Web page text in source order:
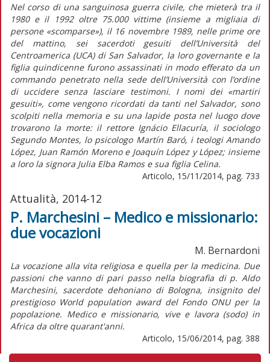
Nel corso di una sanguinosa guerra civile, che mieterà tra il
1980 e il 1992 oltre 75.000 vittime (insieme a migliaia di
persone «scomparse»), il 16 novembre 1989, nelle prime ore
del mattino, sei sacerdoti gesuiti dell’Università del
Centroamerica (UCA) di San Salvador, la loro governante e la
figlia quindicenne furono assassinati in modo efferato da un
commando penetrato nella sede dell’Università con l’ordine
di uccidere senza lasciare testimoni. I nomi dei «martiri
gesuiti», come vengono ricordati da tanti nel Salvador, sono
scolpiti nella memoria e su una lapide posta nel luogo dove
trovarono la morte: il rettore Ignácio Ellacuría, il sociologo
Segundo Montes, lo psicologo Martín Baró, i teologi Amando
López, Juan Ramón Moreno e Joaquín López y López; insieme
a loro la signora Julia Elba Ramos e sua figlia Celina.
Articolo, 15/11/2014, pag. 733
Attualità, 2014-12
P. Marchesini – Medico e missionario:
due vocazioni
M. Bernardoni
La vocazione alla vita religiosa e quella per la medicina. Due
passioni che vanno di pari passo nella biografia di p. Aldo
Marchesini, sacerdote dehoniano di Bologna, insignito del
prestigioso World population award del Fondo ONU per la
popolazione. Medico e missionario, vive e lavora (sodo) in
Africa da oltre quarant'anni.
Articolo, 15/06/2014, pag. 388